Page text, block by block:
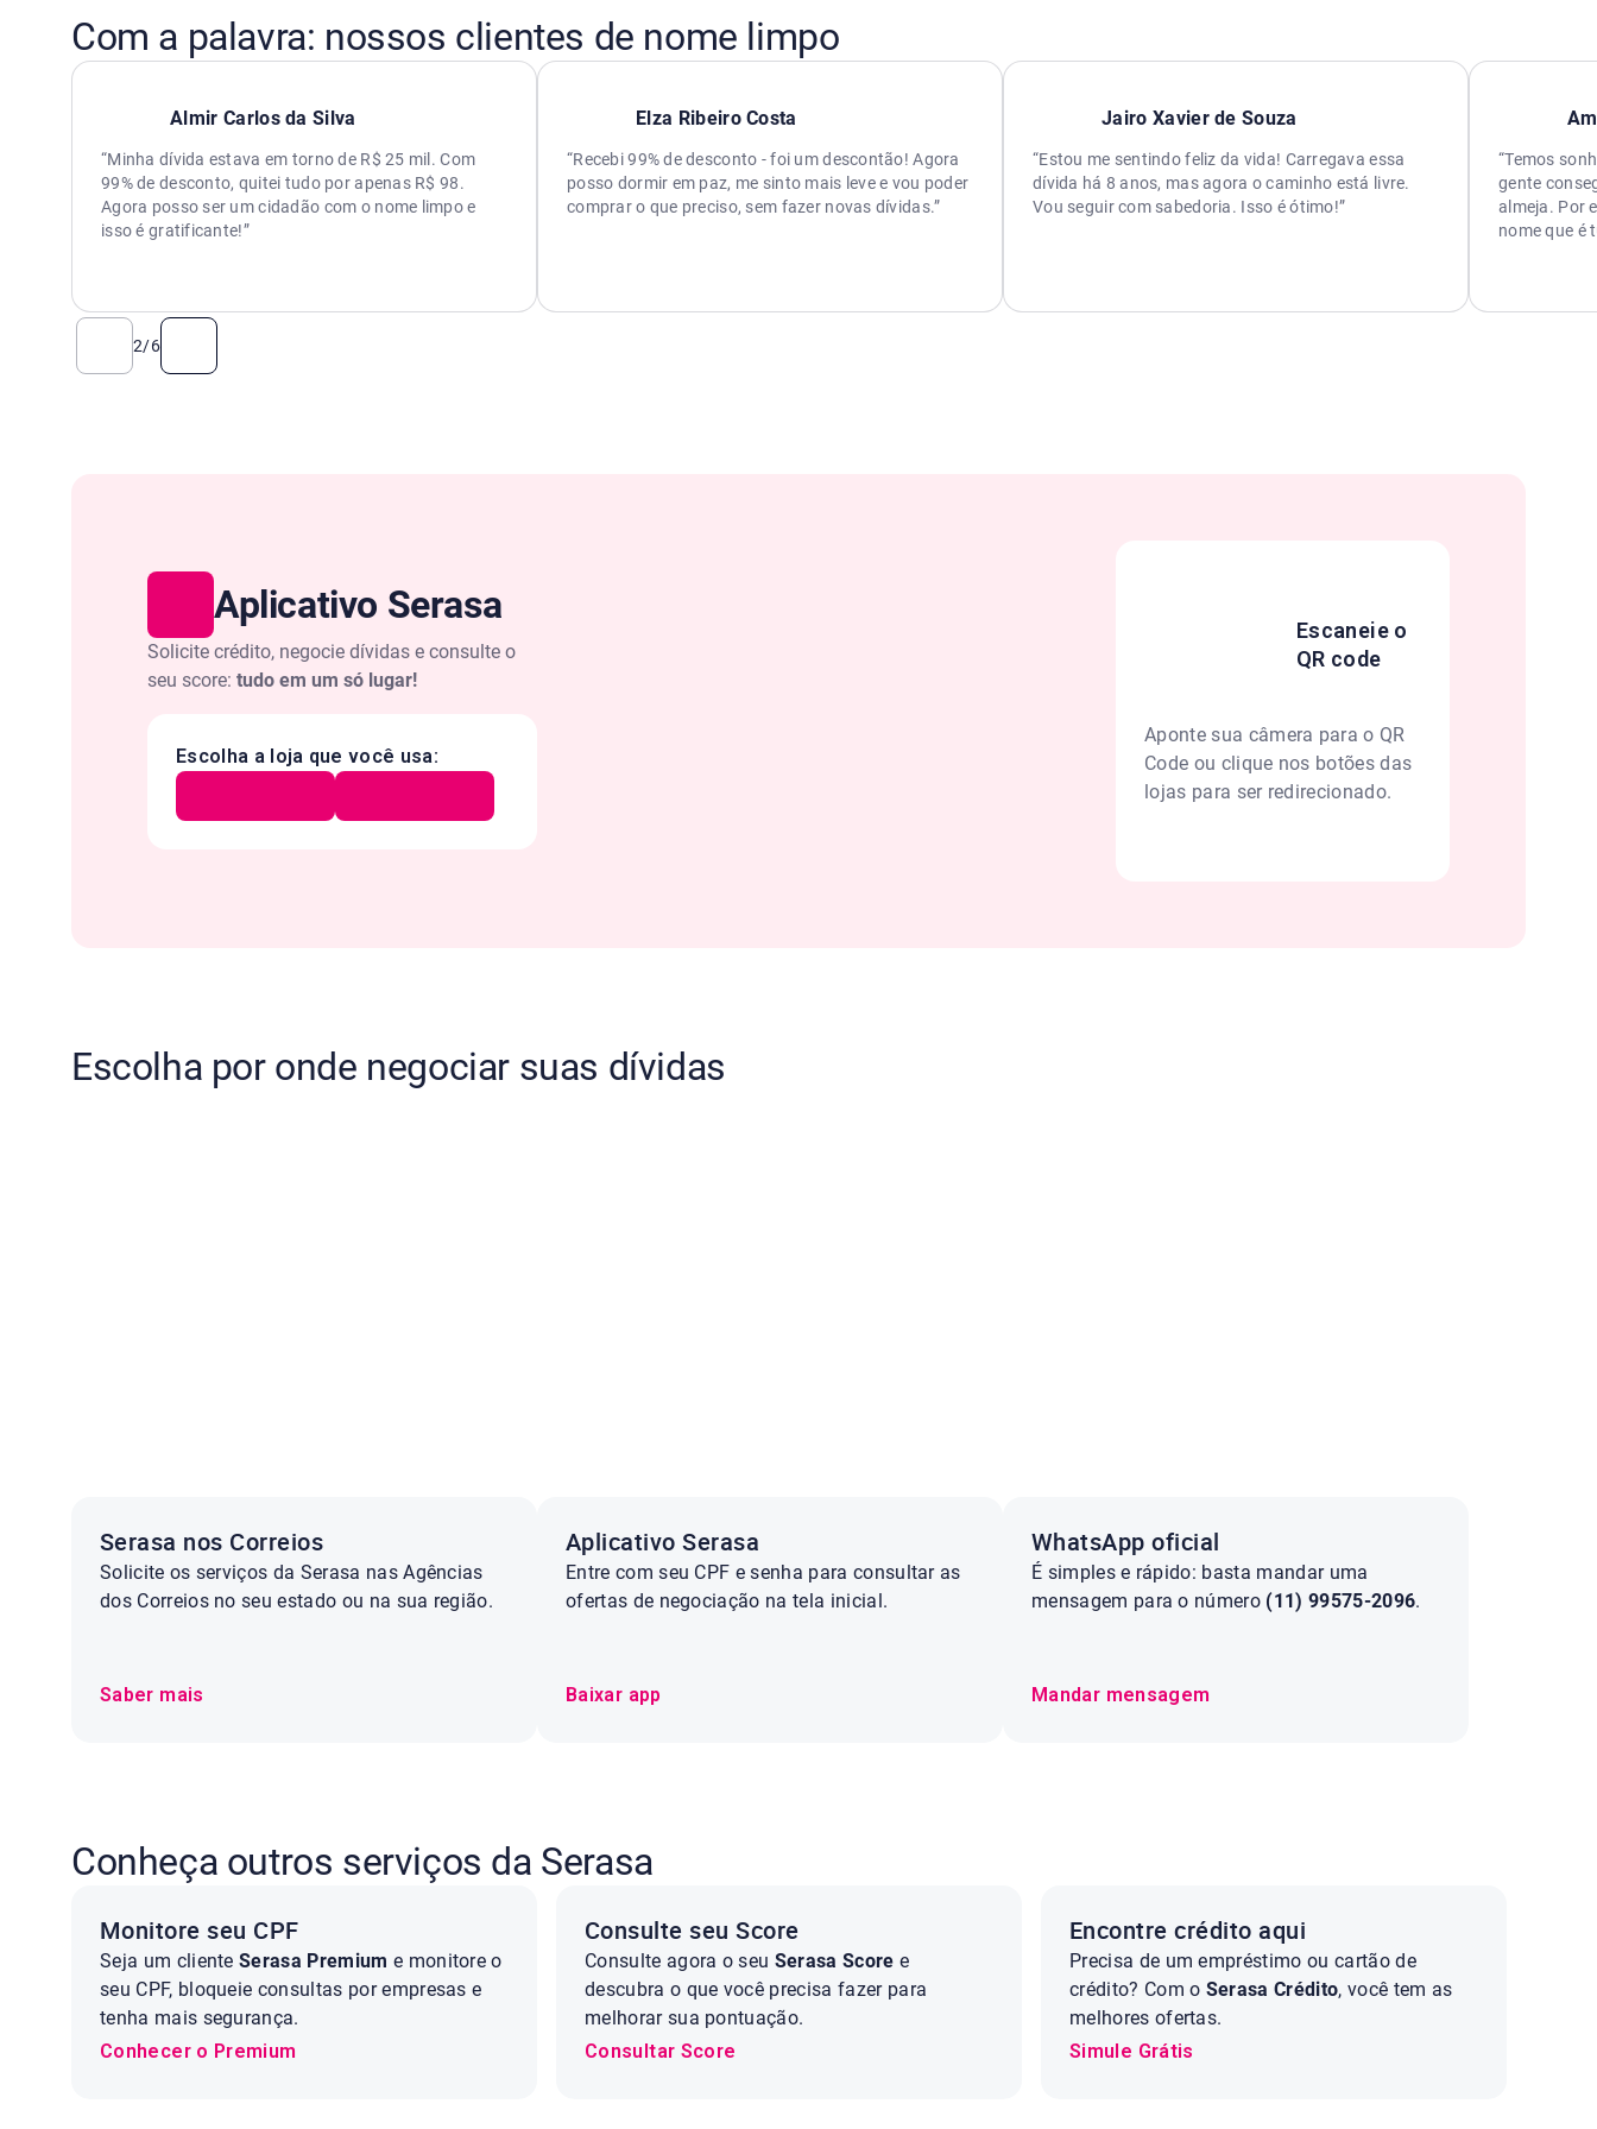
Com a palavra: nossos clientes de nome limpo
Almir Carlos da Silva
“Minha dívida estava em torno de R$ 25 mil. Com
99% de desconto, quitei tudo por apenas R$ 98.
Agora posso ser um cidadão com o nome limpo e
isso é gratificante!”
Elza Ribeiro Costa
“Recebi 99% de desconto - foi um descontão! Agora
posso dormir em paz, me sinto mais leve e vou poder
comprar o que preciso, sem fazer novas dívidas.”
Jairo Xavier de Souza
“Estou me sentindo feliz da vida! Carregava essa
dívida há 8 anos, mas agora o caminho está livre.
Vou seguir com sabedoria. Isso é ótimo!”
“Temos
gente
almeja. Por
nome que é
2/6
Aplicativo Serasa
Solicite crédito, negocie dívidas e consulte o
seu score: tudo em um só lugar!
Escolha a loja que você usa:
Escaneie o
QR code
Aponte sua câmera para o QR
Code ou clique nos botões das
lojas para ser redirecionado.
Escolha por onde negociar suas dívidas
Serasa nos Correios
Solicite os serviços da Serasa nas Agências
dos Correios no seu estado ou na sua região.
Saber mais
Aplicativo Serasa
Entre com seu CPF e senha para consultar as
ofertas de negociação na tela inicial.
Baixar app
WhatsApp oficial
É simples e rápido: basta mandar uma
mensagem para o número (11) 99575-2096.
Mandar mensagem
Conheça outros serviços da Serasa
Monitore seu CPF
Seja um clienteSerasa Premium e monitore o
seu CPF, bloqueie consultas por empresas e
tenha mais segurança.
Conhecer o Premium
Consulte seu Score
Consulte agora o seu Serasa Score e
descubra o que você precisa fazer para
melhorar sua pontuação.
Consultar Score
Encontre crédito aqui
Precisa de um empréstimo ou cartão de
crédito? Com o Serasa Crédito, você tem as
melhores ofertas.
Simule Grátis